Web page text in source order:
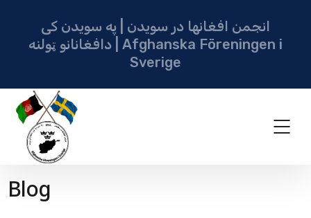
انجمن افغانها در سویدن | په سویدن کی
دافغانانو ټولنه | Afghanska Föreningen i
Sverige
Blog